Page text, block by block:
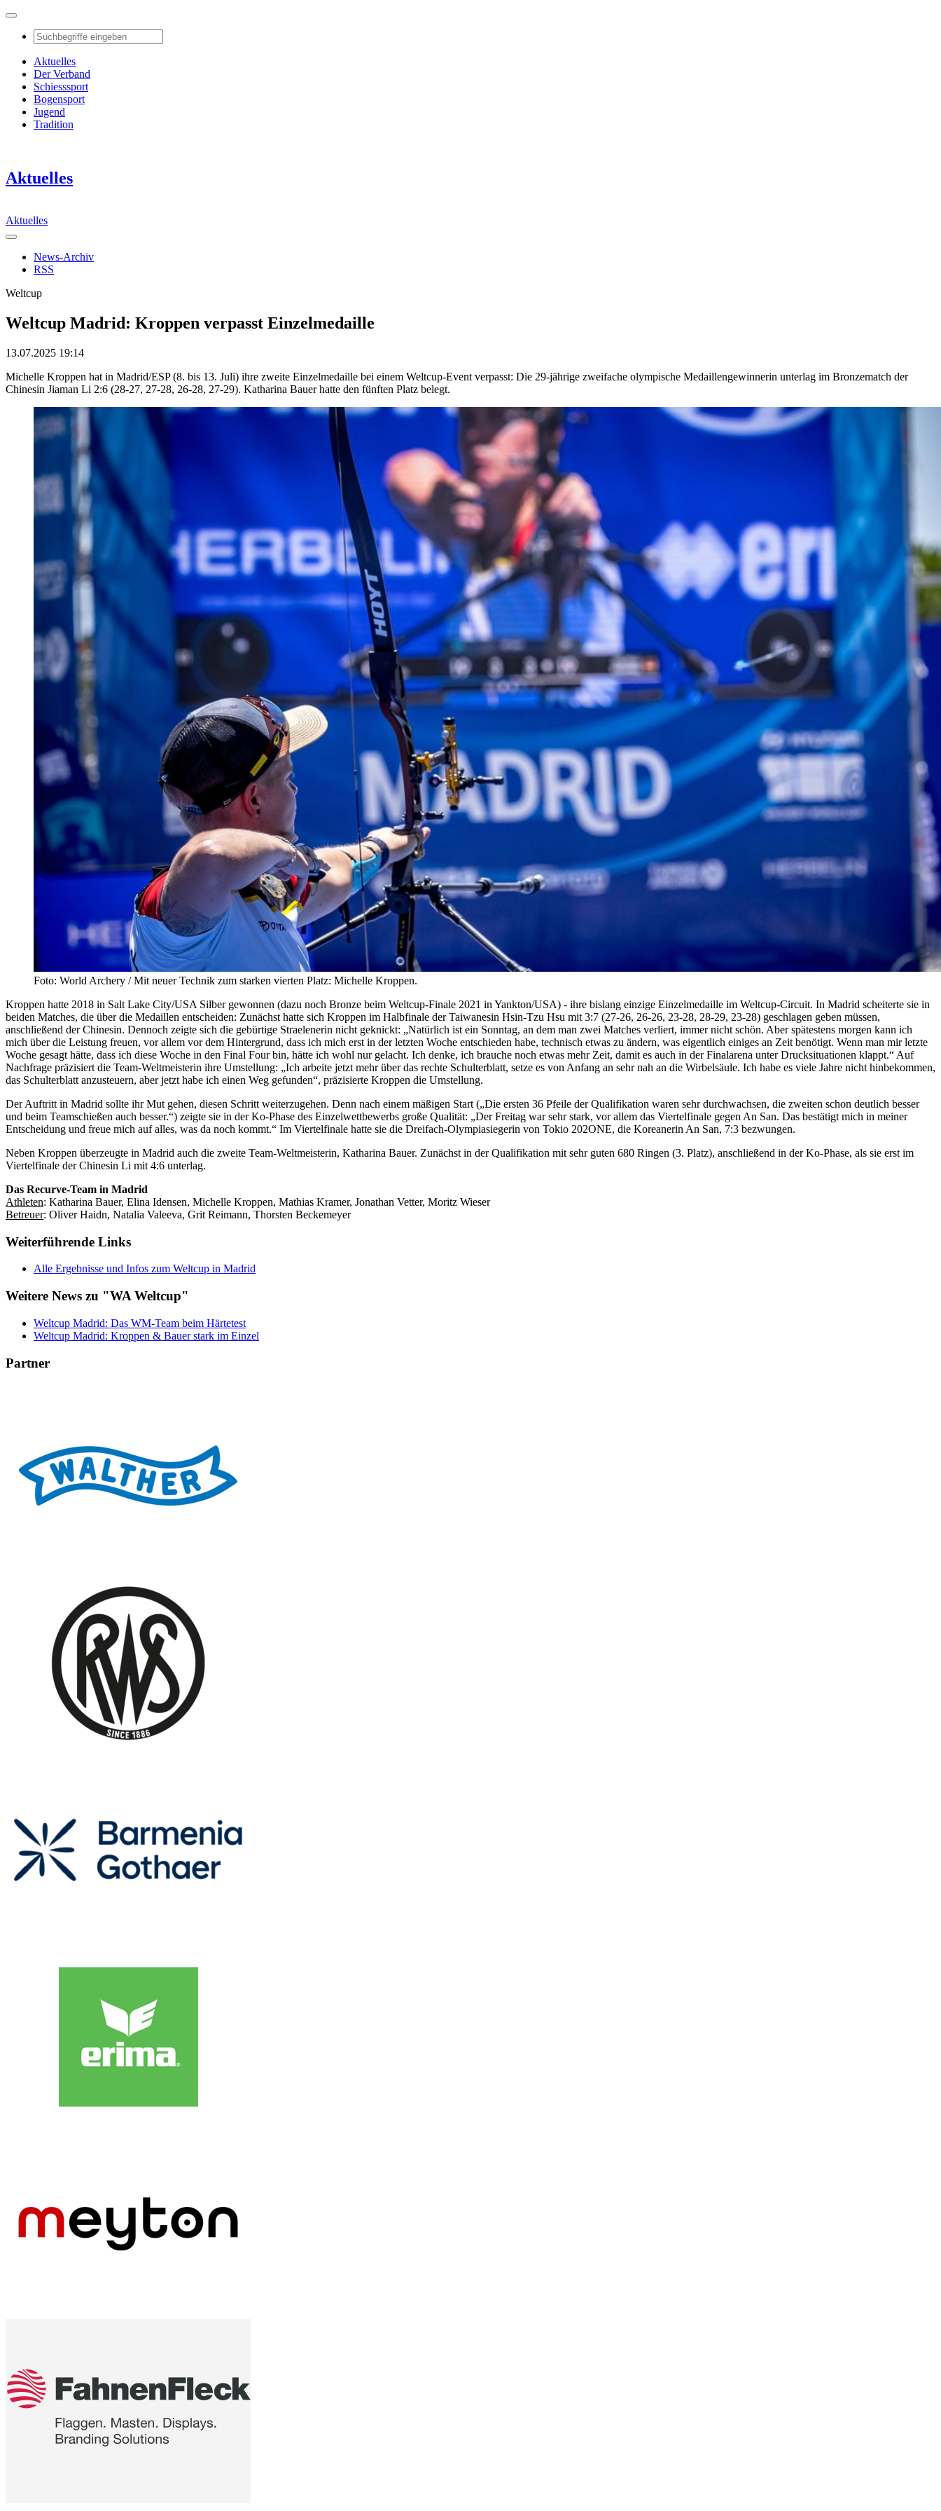
Aktuelles
Der Verband
Schiesssport
Bogensport
Jugend
Tradition
Aktuelles
Aktuelles
News-Archiv
RSS
Weltcup
Weltcup Madrid: Kroppen verpasst Einzelmedaille
13.07.2025 19:14
Michelle Kroppen hat in Madrid/ESP (8. bis 13. Juli) ihre zweite Einzelmedaille bei einem Weltcup-Event verpasst: Die 29-jährige zweifache olympische Medaillengewinnerin unterlag im Bronzematch der
Chinesin Jiaman Li 2:6 (28-27, 27-28, 26-28, 27-29). Katharina Bauer hatte den fünften Platz belegt.
Foto: World Archery / Mit neuer Technik zum starken vierten Platz: Michelle Kroppen.
Kroppen hatte 2018 in Salt Lake City/USA Silber gewonnen (dazu noch Bronze beim Weltcup-Finale 2021 in Yankton/USA) - ihre bislang einzige Einzelmedaille im Weltcup-Circuit. In Madrid scheiterte sie in
beiden Matches, die über die Medaillen entscheiden: Zunächst hatte sich Kroppen im Halbfinale der Taiwanesin Hsin-Tzu Hsu mit 3:7 (27-26, 26-26, 23-28, 28-29, 23-28) geschlagen geben müssen,
anschließend der Chinesin. Dennoch zeigte sich die gebürtige Straelenerin nicht geknickt: „Natürlich ist ein Sonntag, an dem man zwei Matches verliert, immer nicht schön. Aber spätestens morgen kann ich
mich über die Leistung freuen, vor allem vor dem Hintergrund, dass ich mich erst in der letzten Woche entschieden habe, technisch etwas zu ändern, was eigentlich einiges an Zeit benötigt. Wenn man mir letzte
Woche gesagt hätte, dass ich diese Woche in den Final Four bin, hätte ich wohl nur gelacht. Ich denke, ich brauche noch etwas mehr Zeit, damit es auch in der Finalarena unter Drucksituationen klappt.“ Auf
Nachfrage präzisiert die Team-Weltmeisterin ihre Umstellung: „Ich arbeite jetzt mehr über das rechte Schulterblatt, setze es von Anfang an sehr nah an die Wirbelsäule. Ich habe es viele Jahre nicht hinbekommen,
das Schulterblatt anzusteuern, aber jetzt habe ich einen Weg gefunden“, präzisierte Kroppen die Umstellung.
Der Auftritt in Madrid sollte ihr Mut gehen, diesen Schritt weiterzugehen. Denn nach einem mäßigen Start („Die ersten 36 Pfeile der Qualifikation waren sehr durchwachsen, die zweiten schon deutlich besser
und beim Teamschießen auch besser.“) zeigte sie in der Ko-Phase des Einzelwettbewerbs große Qualität: „Der Freitag war sehr stark, vor allem das Viertelfinale gegen An San. Das bestätigt mich in meiner
Entscheidung und freue mich auf alles, was da noch kommt.“ Im Viertelfinale hatte sie die Dreifach-Olympiasiegerin von Tokio 202ONE, die Koreanerin An San, 7:3 bezwungen.
Neben Kroppen überzeugte in Madrid auch die zweite Team-Weltmeisterin, Katharina Bauer. Zunächst in der Qualifikation mit sehr guten 680 Ringen (3. Platz), anschließend in der Ko-Phase, als sie erst im
Viertelfinale der Chinesin Li mit 4:6 unterlag.
Das Recurve-Team in Madrid
Athleten: Katharina Bauer, Elina Idensen, Michelle Kroppen, Mathias Kramer, Jonathan Vetter, Moritz Wieser
Betreuer: Oliver Haidn, Natalia Valeeva, Grit Reimann, Thorsten Beckemeyer
Weiterführende Links
Alle Ergebnisse und Infos zum Weltcup in Madrid
Weitere News zu "WA Weltcup"
Weltcup Madrid: Das WM-Team beim Härtetest
Weltcup Madrid: Kroppen & Bauer stark im Einzel
Partner